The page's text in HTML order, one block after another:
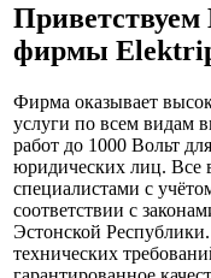
Приветствуем
фирмы
Фирма оказывает
услуги по всем видам
работ до 1000 Вольт
юридических лиц. Все
специалистами с
соответствии с
Эстонской
технических